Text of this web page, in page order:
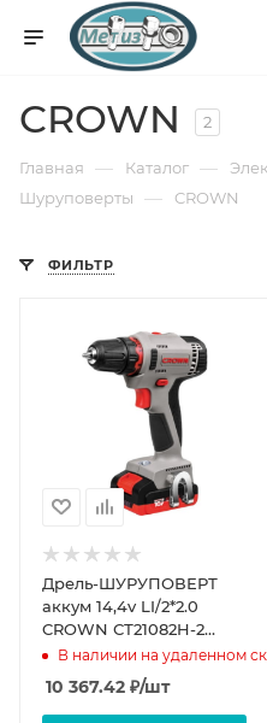
CROWN 2
Главная — Каталог —
Шуруповерты — CROWN
ФИЛЬТР
Дрель-ШУРУПОВЕРТ
аккум 14,4v LI/2*2.0
CROWN СТ21082H-2
ВМС кейс
В наличии на удаленном
10 367.42 ₽/шт